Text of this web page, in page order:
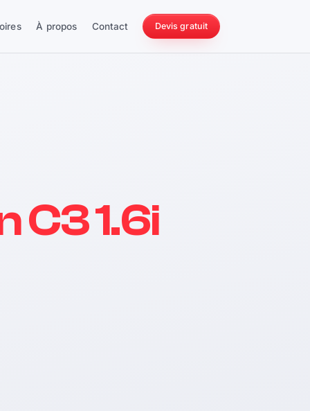
À propos Contact Devis gratuit
228 Nm
C3 1.6i